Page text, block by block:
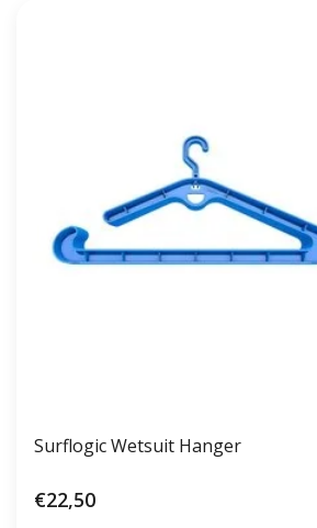
Surflogic Wetsuit Hanger
€22,50